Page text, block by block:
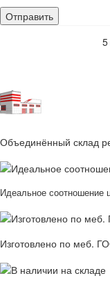
5
Объединённый склад
Идеальное соотношение
Изготовлено по меб.